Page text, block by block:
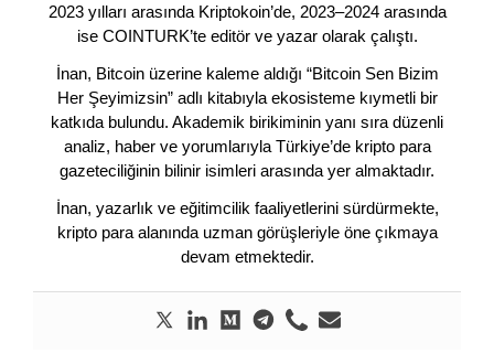
2023 yılları arasında Kriptokoin’de, 2023–2024 arasında
ise COINTURK’te editör ve yazar olarak çalıştı.
İnan, Bitcoin üzerine kaleme aldığı “Bitcoin Sen Bizim
Her Şeyimizsin” adlı kitabıyla ekosisteme kıymetli bir
katkıda bulundu. Akademik birikiminin yanı sıra düzenli
analiz, haber ve yorumlarıyla Türkiye’de kripto para
gazeteciliğinin bilinir isimleri arasında yer almaktadır.
İnan, yazarlık ve eğitimcilik faaliyetlerini sürdürmekte,
kripto para alanında uzman görüşleriyle öne çıkmaya
devam etmektedir.